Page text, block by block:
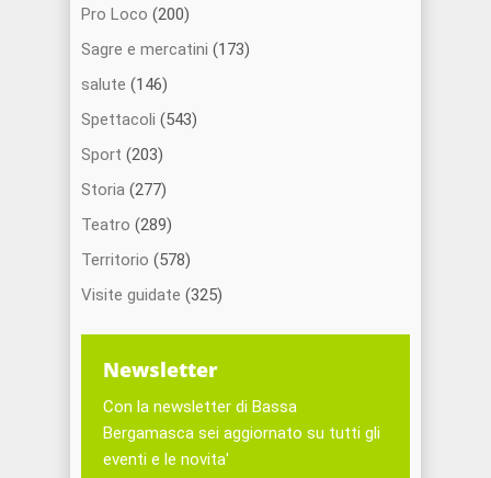
Pro Loco (200)
Sagre e mercatini (173)
salute (146)
Spettacoli (543)
Sport (203)
Storia (277)
Teatro (289)
Territorio (578)
Visite guidate (325)
Newsletter
Con la newsletter di Bassa
Bergamasca sei aggiornato su tutti gli
eventi e le novita'